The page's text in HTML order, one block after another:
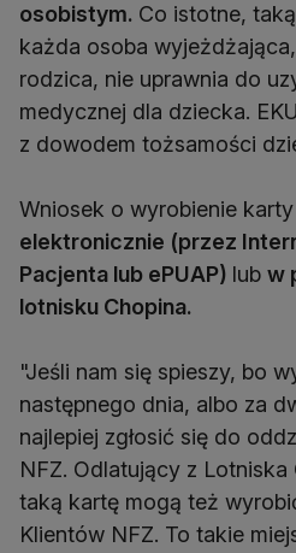
osobistym. Co istotne,
każda osoba
rodzica, nie uprawnia do
medycznej dla dziecka.
z dowodem tożsamości
Wniosek o wyrobienie karty
elektronicznie (przez
Pacjenta lub ePUAP) lub w
lotnisku Chopina.
"Jeśli nam się spieszy, bo
następnego dnia, albo za
najlepiej zgłosić się do
NFZ. Odlatujący z
taką kartę mogą też
Klientów NFZ. To takie